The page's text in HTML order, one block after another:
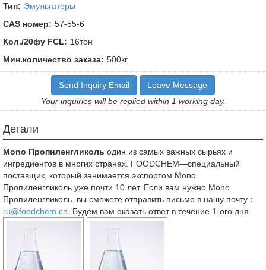
Тип: Эмульгаторы
CAS номер: 57-55-6
Кол./20фу FCL: 16тон
Мин.количество заказа: 500кг
Send Inquiry Email
Leave Message
Your inquiries will be replied within 1 working day.
Детали
Mono Пропиленгликоль один из самых важных сырьях и
ингредиентов в многих странах. FOODCHEM—специальный
поставщик, который занимается экспортом Mono
Пропиленгликоль уже почти 10 лет. Если вам нужно Mono
Пропиленгликоль. вы сможете отправить письмо в нашу почту：
ru@foodchem.cn . Будем вам оказать ответ в течение 1-ого дня.